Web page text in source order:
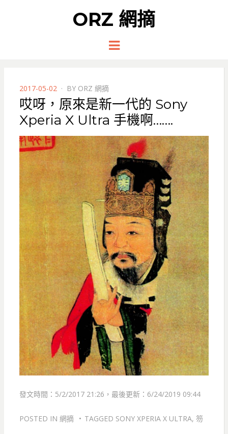
ORZ 網摘
Menu
POSTED
ON
2017-05-02 BY ORZ 網摘
哎呀，原來是新一代的 Sony
Xperia X Ultra 手機啊…….
發文時間：5/2/2017 21:26，最後更新：6/24/2019 09:44
POSTED IN 網摘 TAGGED SONY XPERIA X ULTRA, 笏